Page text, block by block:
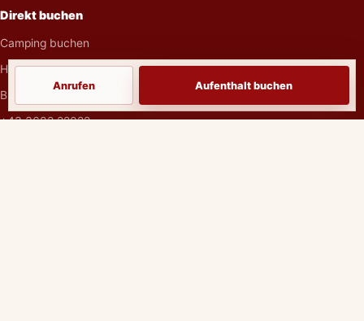
Direkt buchen
Camping buchen
Hüttenurlaub buchen
Buchungsanfrage senden
+43 3682 22022
Anrufen Aufenthalt buchen